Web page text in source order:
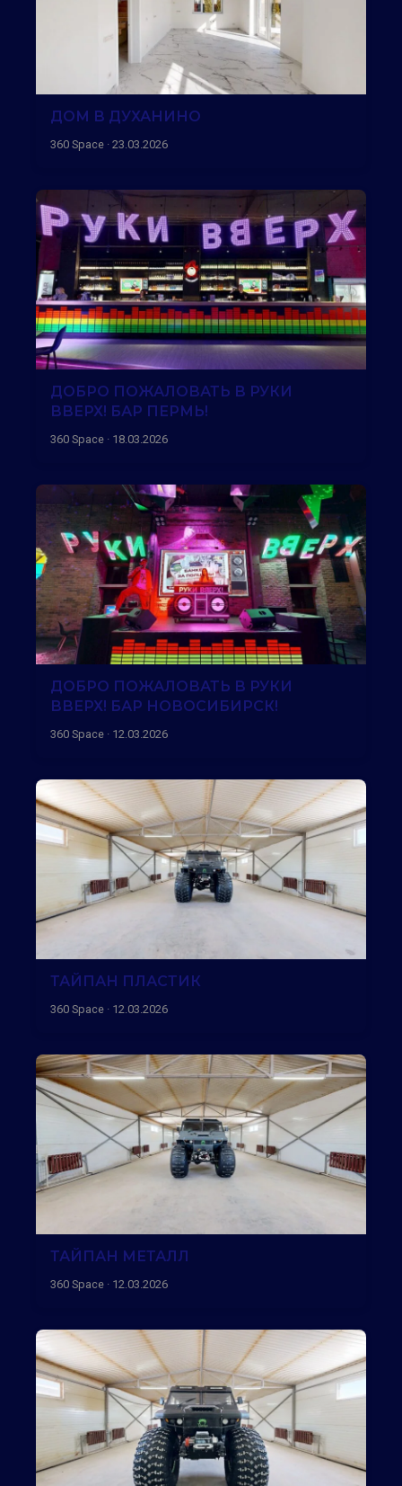
ДОМ В ДУХАНИНО
360 Space · 23.03.2026
ДОБРО ПОЖАЛОВАТЬ В РУКИ
ВВЕРХ! БАР ПЕРМЬ!
360 Space · 18.03.2026
ДОБРО ПОЖАЛОВАТЬ В РУКИ
ВВЕРХ! БАР НОВОСИБИРСК!
360 Space · 12.03.2026
ТАЙПАН ПЛАСТИК
360 Space · 12.03.2026
ТАЙПАН МЕТАЛЛ
360 Space · 12.03.2026